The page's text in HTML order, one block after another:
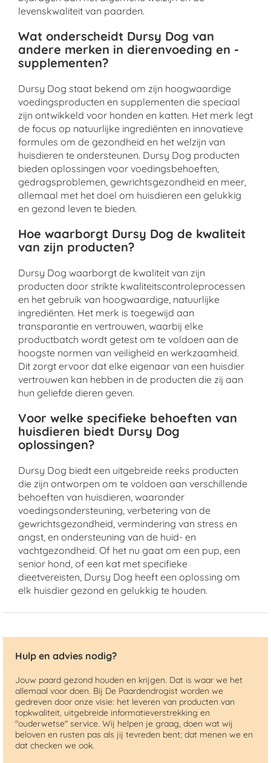
levenskwaliteit van paarden.
Wat onderscheidt Dursy Dog van
andere merken in dierenvoeding en -
supplementen?
Dursy Dog staat bekend om zijn hoogwaardige
voedingsproducten en supplementen die speciaal
zijn ontwikkeld voor honden en katten. Het merk legt
de focus op natuurlijke ingrediënten en innovatieve
formules om de gezondheid en het welzijn van
huisdieren te ondersteunen. Dursy Dog producten
bieden oplossingen voor voedingsbehoeften,
gedragsproblemen, gewrichtsgezondheid en meer,
allemaal met het doel om huisdieren een gelukkig
en gezond leven te bieden.
Hoe waarborgt Dursy Dog de kwaliteit
van zijn producten?
Dursy Dog waarborgt de kwaliteit van zijn
producten door strikte kwaliteitscontroleprocessen
en het gebruik van hoogwaardige, natuurlijke
ingrediënten. Het merk is toegewijd aan
transparantie en vertrouwen, waarbij elke
productbatch wordt getest om te voldoen aan de
hoogste normen van veiligheid en werkzaamheid.
Dit zorgt ervoor dat elke eigenaar van een huisdier
vertrouwen kan hebben in de producten die zij aan
hun geliefde dieren geven.
Voor welke specifieke behoeften van
huisdieren biedt Dursy Dog
oplossingen?
Dursy Dog biedt een uitgebreide reeks producten
die zijn ontworpen om te voldoen aan verschillende
behoeften van huisdieren, waaronder
voedingsondersteuning, verbetering van de
gewrichtsgezondheid, vermindering van stress en
angst, en ondersteuning van de huid- en
vachtgezondheid. Of het nu gaat om een pup, een
senior hond, of een kat met specifieke
dieetvereisten, Dursy Dog heeft een oplossing om
elk huisdier gezond en gelukkig te houden.
Hulp en advies nodig?
Jouw paard gezond houden en krijgen. Dat is waar we het
allemaal voor doen. Bij De Paardendrogist worden we
gedreven door onze visie: het leveren van producten van
topkwaliteit, uitgebreide informatieverstrekking en
"ouderwetse" service. Wij helpen je graag, doen wat wij
beloven en rusten pas als jij tevreden bent; dat menen we en
dat checken we ook.